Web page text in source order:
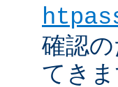
確認
てきま